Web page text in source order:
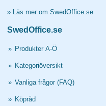
» Läs mer om SwedOffice.se
SwedOffice.se
» Produkter A-Ö
» Kategoriöversikt
» Vanliga frågor (FAQ)
» Köpråd